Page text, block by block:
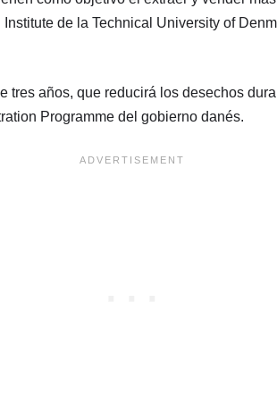
de la Technical University of
tres años, que reducirá los desechos
Programme del gobierno danés.